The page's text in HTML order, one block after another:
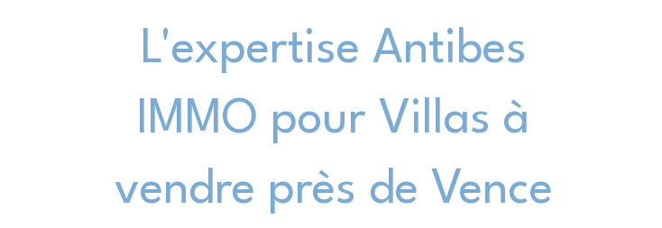
L'expertise Antibes
IMMO pour Villas à
vendre près de Vence